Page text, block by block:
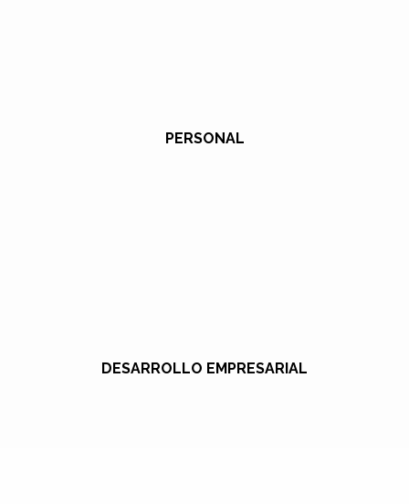
PERSONAL
DESARROLLO EMPRESARIAL